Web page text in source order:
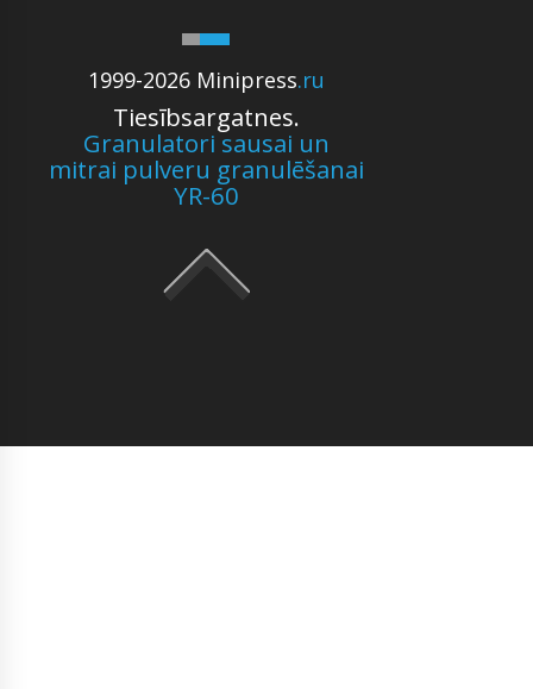
1999-2026 Minipress.ru
Tiesībsargatnes.
Granulatori sausai un
mitrai pulveru granulēšanai
YR-60